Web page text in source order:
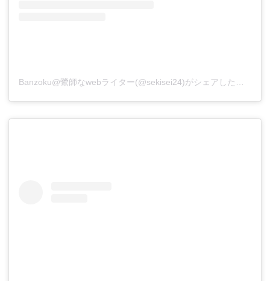
Banzoku@鷺師なwebライター(@sekisei24)がシェアした投稿